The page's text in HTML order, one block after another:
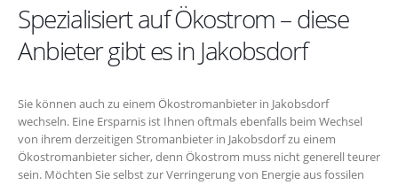
Spezialisiert auf Ökostrom – diese
Anbieter gibt es in Jakobsdorf
Sie können auch zu einem Ökostromanbieter in Jakobsdorf
wechseln. Eine Ersparnis ist Ihnen oftmals ebenfalls beim Wechsel
von ihrem derzeitigen Stromanbieter in Jakobsdorf zu einem
Ökostromanbieter sicher, denn Ökostrom muss nicht generell teurer
sein. Möchten Sie selbst zur Verringerung von Energie aus fossilen